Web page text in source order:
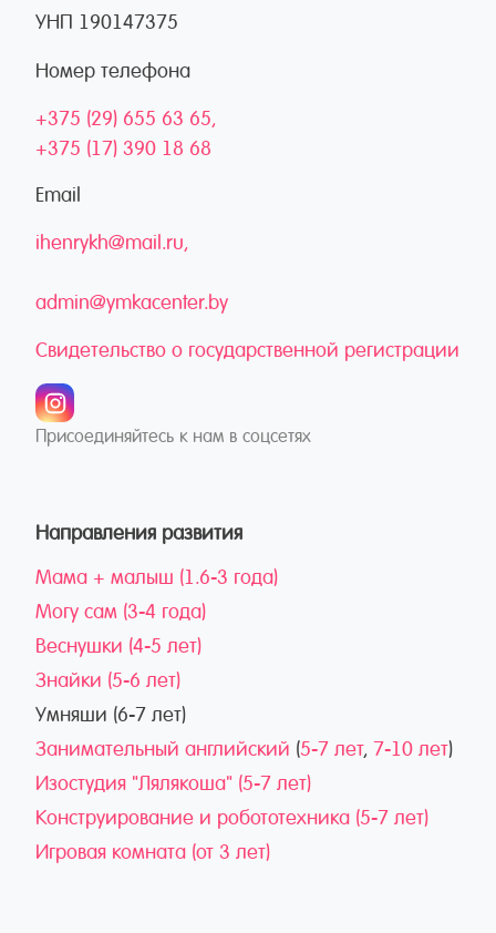
УНП 190147375
Номер телефона
+375 (29) 655 63 65
+375 (17) 390 18 68
Email
ihenrykh@mail.ru
admin@ymkacenter.by
Свидетельство о государственной регистрации
Присоединяйтесь к нам в соцсетях
Направления развития
Мама + малыш (1.6-3 года)
Могу сам (3-4 года)
Веснушки (4-5 лет)
Знайки (5-6 лет)
Умняши (6-7 лет)
Занимательный английский (5-7 лет, 7-10 лет)
Изостудия "Лялякоша" (5-7 лет)
Конструирование и робототехника (5-7 лет)
Игровая комната (от 3 лет)